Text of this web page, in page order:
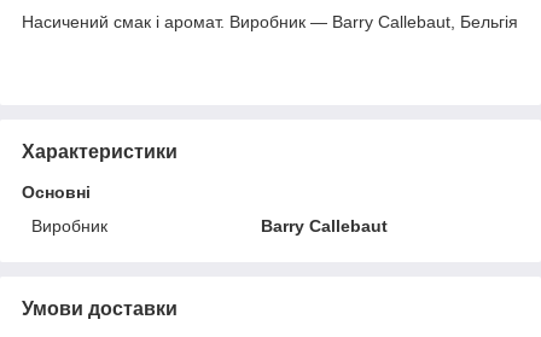
Насичений смак і аромат. Виробник — Barry Callebaut, Бельгія
Характеристики
Основні
Виробник
Barry Callebaut
Умови доставки